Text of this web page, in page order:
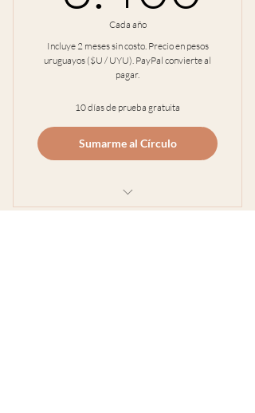
Recursos breves y aplicables
Cada año
Incluye 2 meses sin costo. Precio en pesos
uruguayos ($U / UYU). PayPal convierte al
pagar.
10 días de prueba gratuita
Sumarme al Círculo